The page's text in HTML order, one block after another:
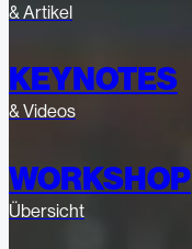
& Artikel
KEYNOTES
& Videos
WORKSHOP
Übersicht